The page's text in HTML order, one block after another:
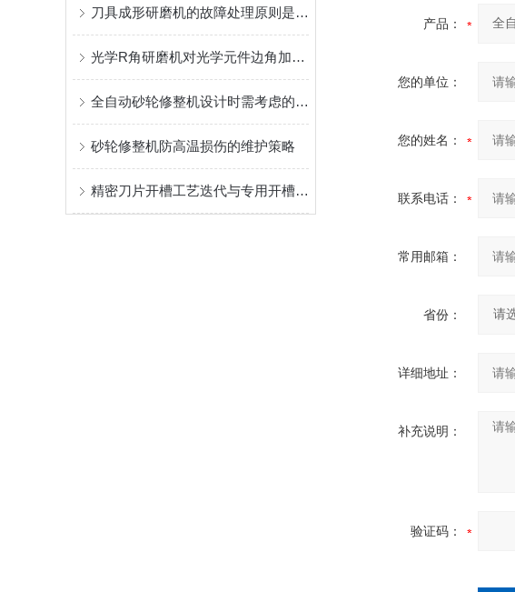
刀具成形研磨机的故障处理原则是什么？
光学R角研磨机对光学元件边角加工的工艺赋能
全自动砂轮修整机设计时需考虑的四种因素
砂轮修整机防高温损伤的维护策略
精密刀片开槽工艺迭代与专用开槽设备产业化研究——以深圳市中勋精密机械有限公司产品体系为样本
产品：
您的单位：
您的姓名：
联系电话：
常用邮箱：
省份：
详细地址：
补充说明：
验证码：